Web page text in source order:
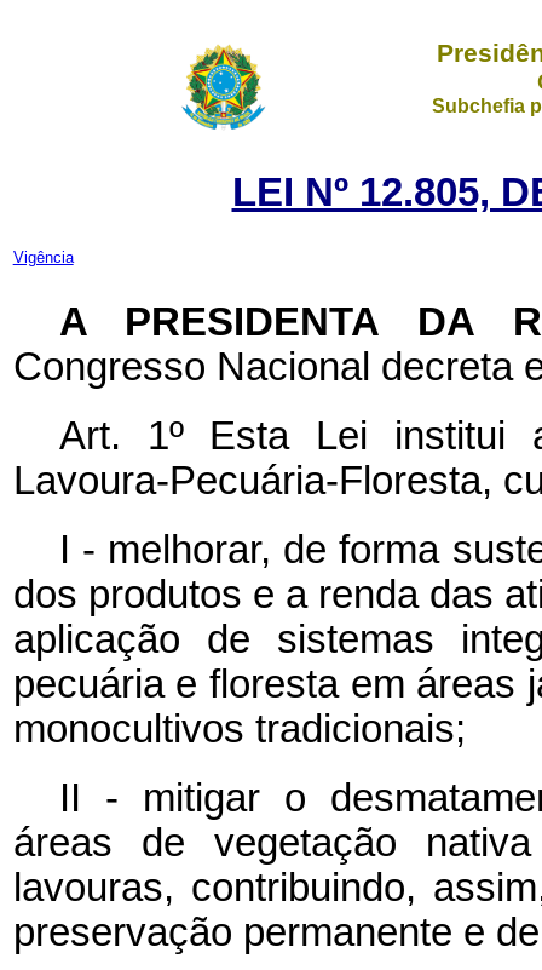
Subchefia
LEI Nº 12.805,
Vigência
A PRESIDENTA DA
Congresso Nacional decreta
Art. 1º Esta Lei institui
Lavoura-Pecuária-Floresta,
I - melhorar, de forma
dos produtos e a renda das
aplicação de sistemas
pecuária e floresta em áreas
monocultivos tradicionais;
II - mitigar o
áreas de vegetação
lavouras, contribuindo,
preservação permanente e